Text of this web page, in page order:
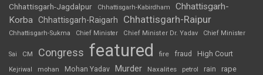
Chhattisgarh-Jagdalpur Chhattisgarh-Kabirdham
Chhattisgarh-
Korba Chhattisgarh-Raigarh Chhattisgarh-Raipur
Chhattisgarh-Sukma Chief Minister Chief Minister Dr. Yadav Chief Minister
Sai CM Congress featured fire fraud High Court
Kejriwal mohan Mohan Yadav Murder Naxalites petrol rain rape